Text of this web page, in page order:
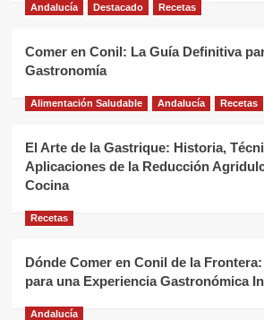
Andalucía Destacado Recetas
Comer en Conil: La Guía Definitiva
Gastronomía
Alimentación Saludable Andalucía Recetas
El Arte de la Gastrique: Historia,
Aplicaciones de la Reducción
Cocina
Recetas
Dónde Comer en Conil de la
para una Experiencia Gastronómica
Andalucía